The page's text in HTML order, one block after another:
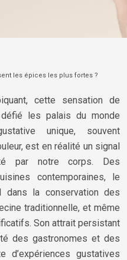
les épices les plus fortes ?
cette sensation de
les palais du monde
unique, souvent
est en réalité un signal
par notre corps. Des
contemporaines, le
dans la conservation des
traditionnelle, et même
Son attrait persistant
des gastronomes et des
d’expériences gustatives